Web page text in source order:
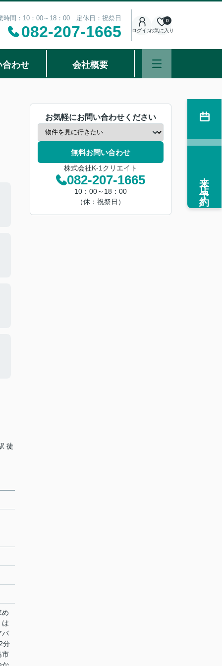
時間：10：00～18：00 定休日：祝祭日
082-207-1665 ログインお気に入り
0
合わせ 会社概要
徒
め
は
パ
分
市
お気軽にお問い合わせください
無料お問い合わせ
株式会社K-1クリエイト
082-207-1665
10：00～18：00
（休：祝祭日）
来店予約